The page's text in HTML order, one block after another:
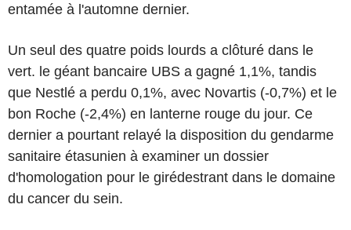
entamée à l'automne dernier.
Un seul des quatre poids lourds a clôturé dans le
vert. le géant bancaire UBS a gagné 1,1%, tandis
que Nestlé a perdu 0,1%, avec Novartis (-0,7%) et le
bon Roche (-2,4%) en lanterne rouge du jour. Ce
dernier a pourtant relayé la disposition du gendarme
sanitaire étasunien à examiner un dossier
d'homologation pour le girédestrant dans le domaine
du cancer du sein.